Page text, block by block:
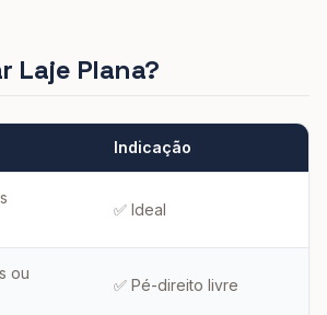
Laje Plana?
Indicação
✅ Ideal
ou
✅ Pé-direito livre